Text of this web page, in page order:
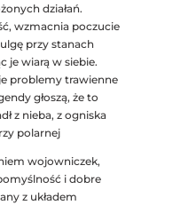
działań.
wzmacnia poczucie
przy stanach
je wiarą w siebie.
problemy trawienne
głoszą, że to
z nieba, z ogniska
polarnej
wojowniczek,
i dobre
z układem